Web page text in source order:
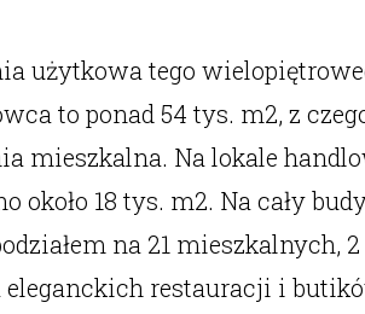
użytkowa tego
to ponad 54 tys. m2, z
mieszkalna. Na lokale
około 18 tys. m2. Na cały
na 21 mieszkalnych,
restauracji i